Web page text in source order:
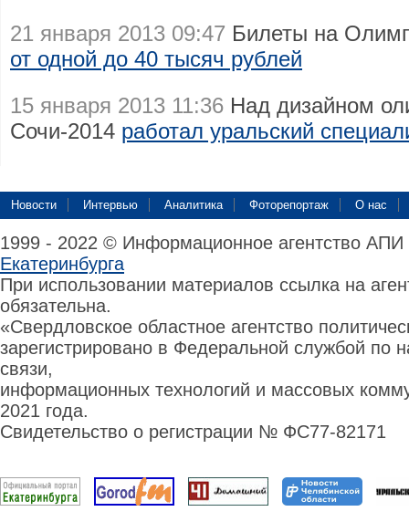
21 января 2013 09:47 Билеты на
от одной до 40 тысяч рублей
15 января 2013 11:36 Над дизайном
Сочи-2014 работал уральский
Новости Интервью Аналитика Фоторепортаж О нас
1999 - 2022 © Информационное агентство
Екатеринбурга
При использовании материалов ссылка на
обязательна.
«Свердловское областное агентство
зарегистрировано в Федеральной службой по
связи,
информационных технологий и массовых
2021 года.
Свидетельство о регистрации № ФС77-82171